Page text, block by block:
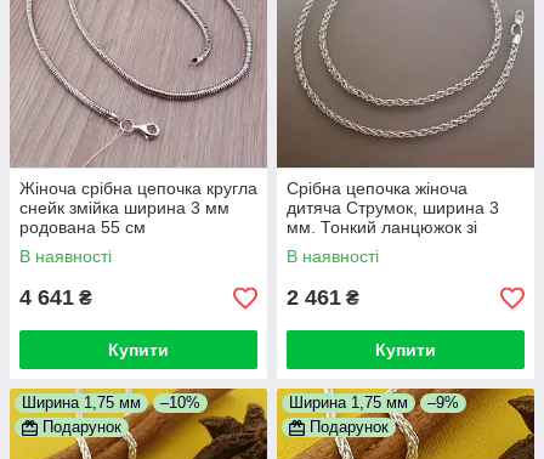
Жіноча срібна цепочка кругла
снейк змійка ширина 3 мм
родована 55 см
В наявності
4 641 ₴
Купити
Срібна цепочка жіноча
дитяча Струмок, ширина 3
мм. Тонкий ланцюжок зі
срібла для дівчат 50 см
В наявності
2 461 ₴
Купити
Ширина 1,75 мм
–10%
Подарунок
Ширина 1,75 мм
–9%
Подарунок